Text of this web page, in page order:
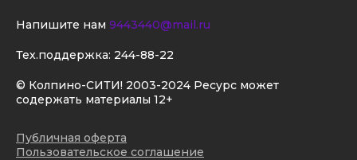
© Колпино-СИТИ! 2003-2024 Ресурс может
содержать материалы 12+
Публичная оферта
Пользовательское соглашение
Напишите нам 9443440@mail.ru
Тех.поддержка: 244-88-22